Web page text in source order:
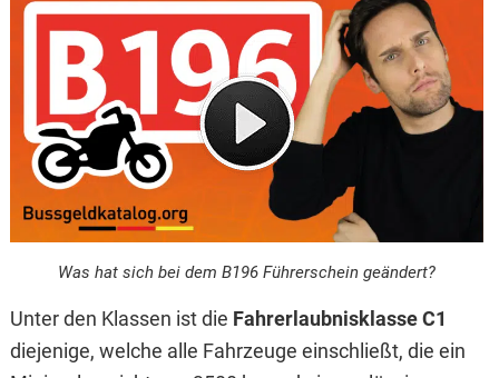
Was hat sich bei dem B196 Führerschein geändert?
Unter den Klassen ist die Fahrerlaubnisklasse C1
diejenige, welche alle Fahrzeuge einschließt, die ein